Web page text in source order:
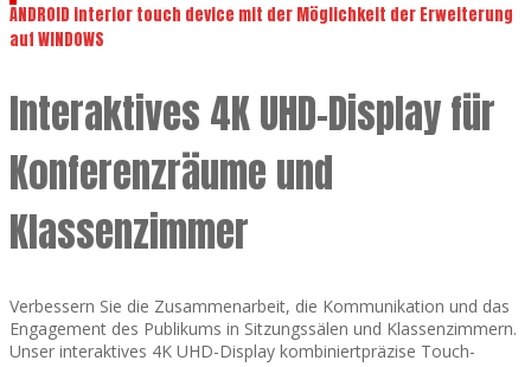
ANDROID interior touch device mit der Möglichkeit der Erweiterung
auf WINDOWS
Interaktives 4K UHD-Display für
Konferenzräume und
Klassenzimmer
Verbessern Sie die Zusammenarbeit, die Kommunikation und das
Engagement des Publikums in Sitzungssälen und Klassenzimmern.
Unser interaktives 4K UHD-Display kombiniertpräzise Touch-